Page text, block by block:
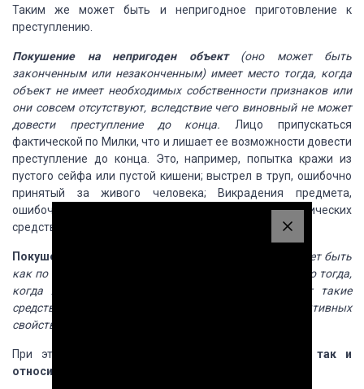
Таким же может быть и непригодное приготовление к
преступлению.
Покушениена непригоден объект
(оно может быть
законченным или незаконченным) имеетместо тогда, когда
объект не имеет необходимых собственности признаков или
они совсем отсутствуют,вследствие чего виновный не может
довести преступление до конца.
Лицо припускаться
фактической по Милки, что и лишает ее возможности довести
преступление до конца.
Это, например, попытка кражи из
пустого сейфа или пустой кишени; выстрел в труп, ошибочно
принятый за живого человека; Викрадения предмета,
ошибочно принятого за боевые припасы или наркотических
средства.
Покушение
(он также может быть
как по
оконченным, так и незаконченным) имеет местотогда,
когда лицо ошибочно
применяет такие
средства, с помощью которых, ре
док их объект объективных
свойств, невозможно
При этом абсолютно, таки
относительно не